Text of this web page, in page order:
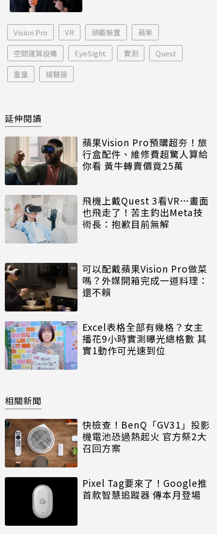
Vision Pro VR 頭戴裝置 蘋果
空間運算設備 EyeSight 實測 Quest
重量 揚聲器
延伸閱讀
蘋果Vision Pro預購超夯！旅
行盒配件、維修費超驚人算給
你看 黃牛轉賣價竟25萬
飛機上戴Quest 3看VR…畫面
也飛走了！苦主釣出Meta技
術長：抱歉目前無解
可以配戴蘋果Vision Pro做菜
嗎？外媒開箱完成一道料理：
還不賴
Excel表格全部有幾格？女主
播花9小時實測曝光總格數 其
實1動作可光速到位
相關新聞
快檢查！BenQ「GV31」投影
機電池恐過熱起火 官方祭2大
召回方案
Pixel Tag要來了！Google推
首款智慧追蹤器 傳本月登場